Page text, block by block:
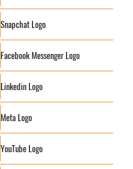
Snapchat Logo
Facebook Messenger Logo
Linkedin Logo
Meta Logo
YouTube Logo